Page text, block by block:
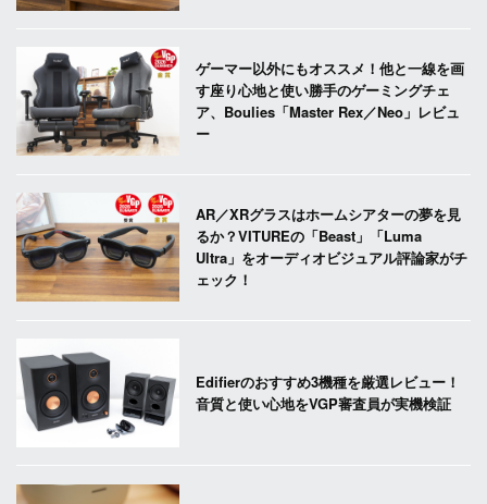
ゲーマー以外にもオススメ！他と一線を画
す座り心地と使い勝手のゲーミングチェ
ア、Boulies「Master Rex／Neo」レビュ
ー
AR／XRグラスはホームシアターの夢を見
るか？VITUREの「Beast」「Luma
Ultra」をオーディオビジュアル評論家がチ
ェック！
Edifierのおすすめ3機種を厳選レビュー！
音質と使い心地をVGP審査員が実機検証